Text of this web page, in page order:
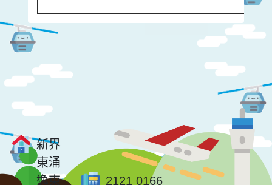
新界
東涌
逸東
2121 0166